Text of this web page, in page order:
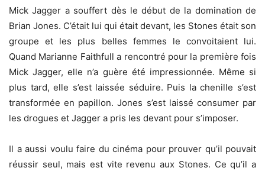
Mick Jagger a souffert dès le début de la domination de
Brian Jones. C’était lui qui était devant, les Stones était son
groupe et les plus belles femmes le convoitaient lui.
Quand Marianne Faithfull a rencontré pour la première fois
Mick Jagger, elle n’a guère été impressionnée. Même si
plus tard, elle s’est laissée séduire. Puis la chenille s’est
transformée en papillon. Jones s’est laissé consumer par
les drogues et Jagger a pris les devant pour s’imposer.
Il a aussi voulu faire du cinéma pour prouver qu’il pouvait
réussir seul, mais est vite revenu aux Stones. Ce qu’il a